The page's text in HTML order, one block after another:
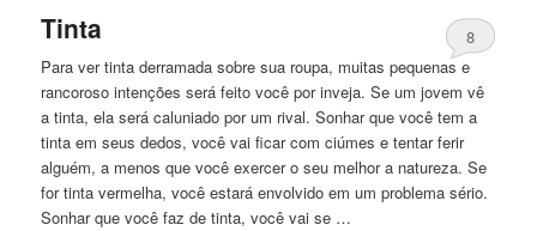
Tinta
8
Para ver tinta derramada sobre sua roupa, muitas pequenas e
rancoroso intenções será feito você por inveja. Se um jovem vê
a tinta, ela será caluniado por um rival. Sonhar que você tem a
tinta em seus dedos, você vai ficar com ciúmes e tentar ferir
alguém, a menos que você exercer o seu melhor a natureza. Se
for tinta vermelha, você estará envolvido em um problema sério.
Sonhar que você faz de tinta, você vai se …